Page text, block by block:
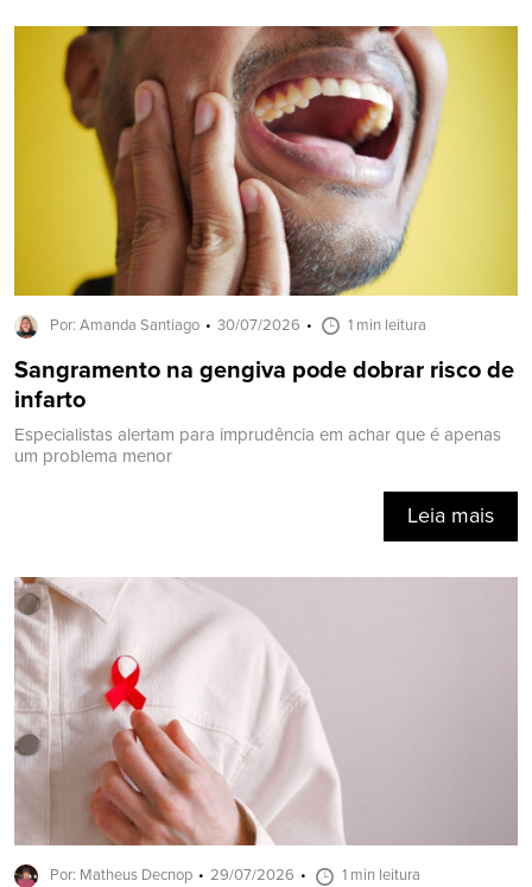
Por: Amanda Santiago 30/07/2026 1 min leitura
Sangramento na gengiva pode dobrar risco de
infarto
Especialistas alertam para imprudência em achar que é apenas
um problema menor
Leia mais
Por: Matheus Decnop 29/07/2026 1 min leitura